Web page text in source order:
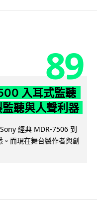
89
入耳式監聽
聽與人聲利器
經典 MDR-7506 到
而現在舞台製作者與創